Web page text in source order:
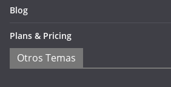
Blog
Plans & Pricing
Otros Temas